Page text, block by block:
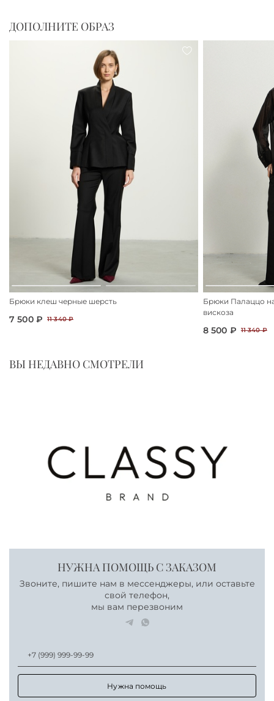
ДОПОЛНИТЕ ОБРАЗ
Брюки клеш черные шерсть
7 500 ₽ 11 340 ₽
Брюки Палаццо
вискоза
8 500 ₽ 11 340 ₽
ВЫ НЕДАВНО СМОТРЕЛИ
НУЖНА ПОМОЩЬ С ЗАКАЗОМ
Звоните, пишите нам в мессенджеры, или оставьте
свой телефон,
мы вам перезвоним
Нужна помощь